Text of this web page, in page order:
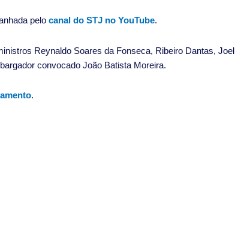
pelo canal do STJ no YouTube.
Reynaldo Soares da Fonseca, Ribeiro Dantas, Joel
convocado João Batista Moreira.
.